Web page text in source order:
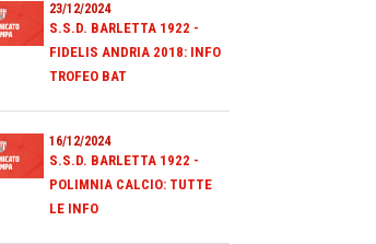
23/12/2024
S.S.D. BARLETTA 1922 -
FIDELIS ANDRIA 2018: INFO
TROFEO BAT
16/12/2024
S.S.D. BARLETTA 1922 -
POLIMNIA CALCIO: TUTTE
LE INFO